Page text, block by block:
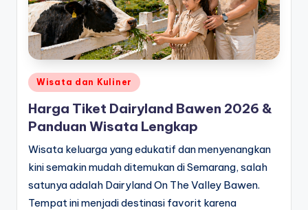
Posted
in
Wisata dan Kuliner
Harga Tiket Dairyland Bawen 2026 &
Panduan Wisata Lengkap
Wisata keluarga yang edukatif dan menyenangkan
kini semakin mudah ditemukan di Semarang, salah
satunya adalah Dairyland On The Valley Bawen.
Tempat ini menjadi destinasi favorit karena